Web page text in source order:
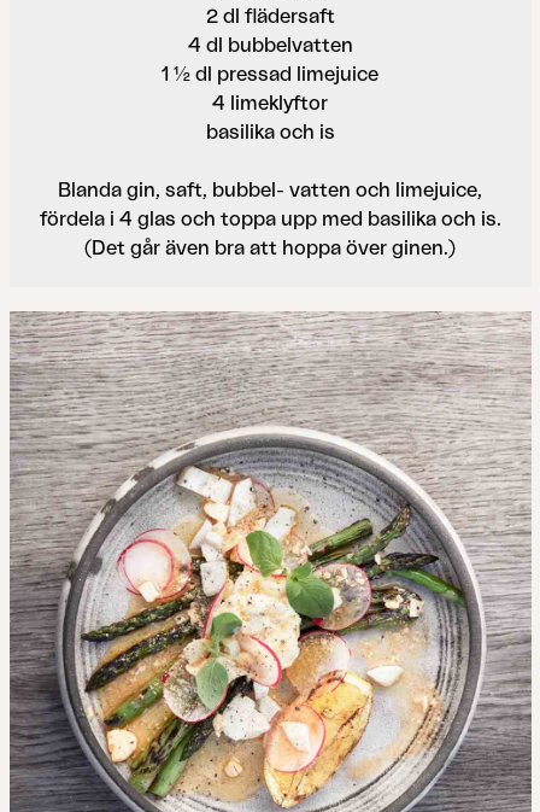
2 dl flädersaft
4 dl bubbelvatten
1 ½ dl pressad limejuice
4 limeklyftor
basilika och is
Blanda gin, saft, bubbel- vatten och limejuice,
fördela i 4 glas och toppa upp med basilika och is.
(Det går även bra att hoppa över ginen.)